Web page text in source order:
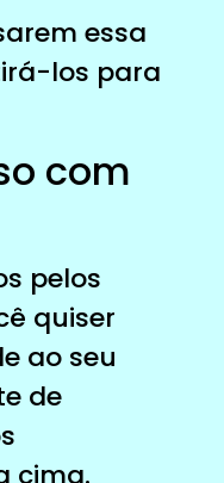
essa
los para
com
pelos
quiser
ao seu
de
cima.